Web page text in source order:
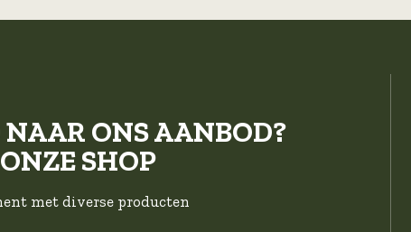
ONS AANBOD?
SHOP
met diverse producten